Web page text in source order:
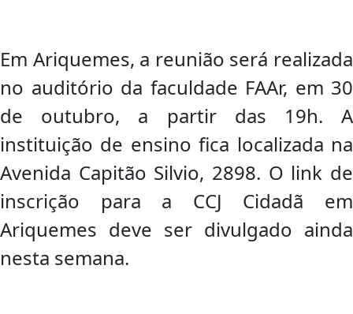
Em Ariquemes, a reunião será realizada
no auditório da faculdade FAAr, em 30
de outubro, a partir das 19h. A
instituição de ensino fica localizada na
Avenida Capitão Silvio, 2898. O link de
inscrição para a CCJ Cidadã em
Ariquemes deve ser divulgado ainda
nesta semana.